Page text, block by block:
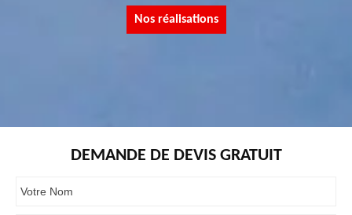
Nos réalisations
DEMANDE DE DEVIS GRATUIT